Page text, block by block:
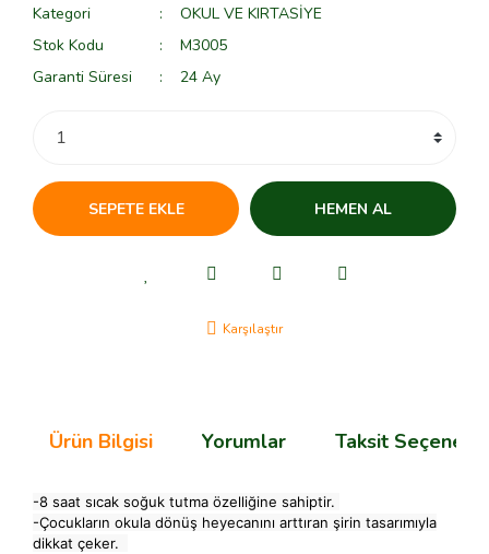
Kategori
OKUL VE KIRTASİYE
Stok Kodu
M3005
Garanti Süresi
24 Ay
SEPETE EKLE HEMEN AL
Karşılaştır
Ürün Bilgisi Yorumlar Taksit
-8 saat sıcak soğuk tutma özelliğine sahiptir.
-Çocukların okula dönüş heyecanını arttıran şirin tasarımıyla
dikkat çeker.